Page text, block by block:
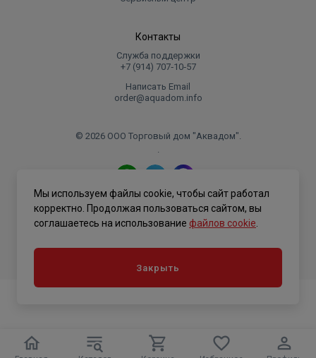
Контакты
Служба поддержки
+7 (914) 707‑10‑57
Написать Email
order@aquadom.info
© 2026 ООО Торговый дом "Аквадом".
.
Политика конфиденциальности
Мы используем файлы cookie, чтобы сайт работал
корректно. Продолжая пользоваться сайтом, вы
соглашаетесь на использование файлов cookie
Закрыть